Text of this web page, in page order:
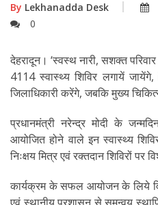
By Lekhanadda Desk
0
देहरादून। ‘स्वस्थ नारी, सशक्त
4114 स्वास्थ्य शिविर लगायें
जिलाधिकारी करेंगे, जबकि मुख्य
प्रधानमंत्री नरेन्द्र मोदी के
आयोजित होने वाले इन स्वास्थ्य
निःक्षय मित्र एवं रक्तदान शिविरों पर
कार्यक्रम के सफल आयोजन के लिये